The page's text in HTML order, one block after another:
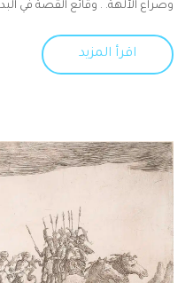
وصراع الآلهة. . وقائع القصة في
اقرأ المزيد